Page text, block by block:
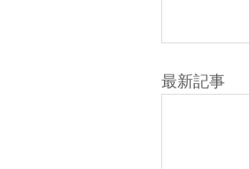
最新記事